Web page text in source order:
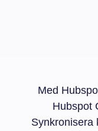
Med
Hubspot
Synkronisera